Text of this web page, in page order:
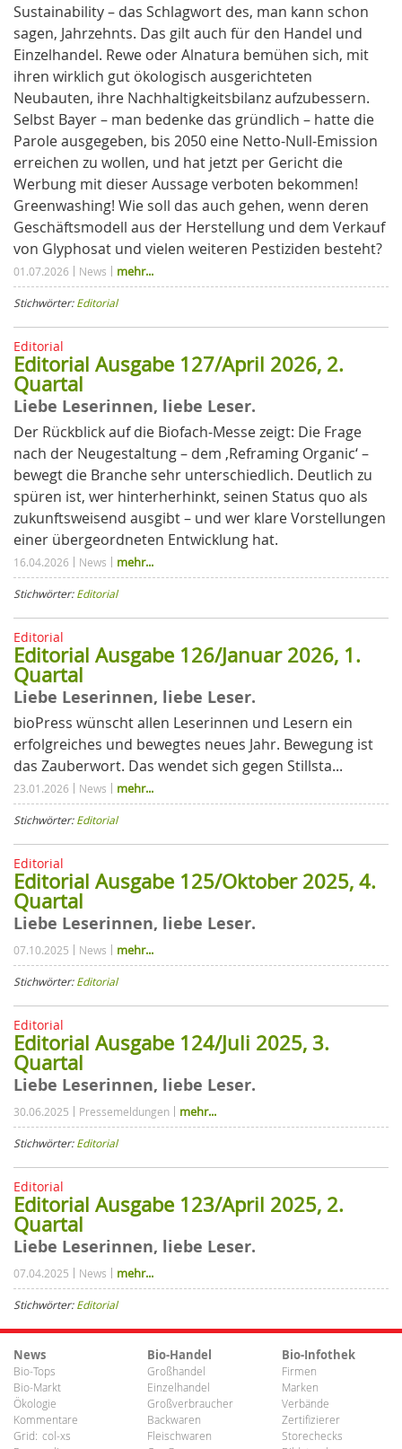
Sustainability – das Schlagwort des, man kann schon
sagen, Jahrzehnts. Das gilt auch für den Handel und
Einzelhandel. Rewe oder Alnatura bemühen sich, mit
ihren wirklich gut ökologisch ausgerichteten
Neubauten, ihre Nachhaltigkeitsbilanz aufzubessern.
Selbst Bayer – man bedenke das gründlich – hatte die
Parole ausgegeben, bis 2050 eine Netto-Null-Emission
erreichen zu wollen, und hat jetzt per Gericht die
Werbung mit dieser Aussage verboten bekommen!
Greenwashing! Wie soll das auch gehen, wenn deren
Geschäftsmodell aus der Herstellung und dem Verkauf
von Glyphosat und vielen weiteren Pestiziden besteht?
01.07.2026 News mehr...
Stichwörter:Editorial
Editorial
Editorial Ausgabe 127/April 2026, 2.
Quartal
Liebe Leserinnen, liebe Leser.
Der Rückblick auf die Biofach-Messe zeigt: Die Frage
nach der Neugestaltung – dem ‚Reframing Organic‘ –
bewegt die Branche sehr unterschiedlich. Deutlich zu
spüren ist, wer hinterherhinkt, seinen Status quo als
zukunftsweisend ausgibt – und wer klare Vorstellungen
einer übergeordneten Entwicklung hat.
16.04.2026 News mehr...
Stichwörter:Editorial
Editorial
Editorial Ausgabe 126/Januar 2026, 1.
Quartal
Liebe Leserinnen, liebe Leser.
bioPress wünscht allen Leserinnen und Lesern ein
erfolgreiches und bewegtes neues Jahr. Bewegung ist
das Zauberwort. Das wendet sich gegen Stillsta...
23.01.2026 News mehr...
Stichwörter:Editorial
Editorial
Editorial Ausgabe 125/Oktober 2025, 4.
Quartal
Liebe Leserinnen, liebe Leser.
07.10.2025 News mehr...
Stichwörter:Editorial
Editorial
Editorial Ausgabe 124/Juli 2025, 3.
Quartal
Liebe Leserinnen, liebe Leser.
30.06.2025 Pressemeldungen mehr...
Stichwörter:Editorial
Editorial
Editorial Ausgabe 123/April 2025, 2.
Quartal
Liebe Leserinnen, liebe Leser.
07.04.2025 News mehr...
Stichwörter:Editorial
News
Bio-Tops
Bio-Markt
Ökologie
Kommentare
Grid: col-xs
Bio-Handel
Großhandel
Einzelhandel
Großverbraucher
Backwaren
Fleischwaren
Bio-Infothek
Firmen
Marken
Verbände
Zertifizierer
Storechecks